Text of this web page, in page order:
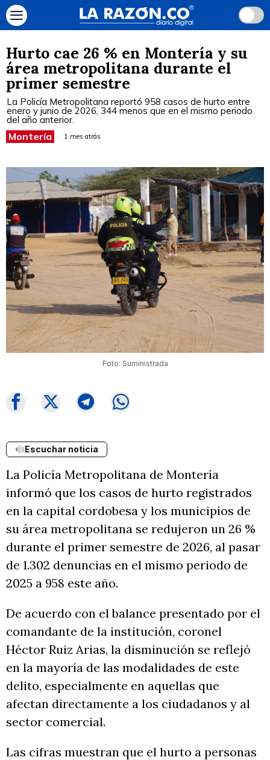
Hurto cae 26 % en Montería y su
área metropolitana durante el
primer semestre
La Policía Metropolitana reportó 958 casos de hurto entre
enero y junio de 2026, 344 menos que en el mismo periodo
del año anterior.
Montería 1 mes atrás
Foto: Suministrada
Escuchar noticia
La Policía Metropolitana de Montería
informó que los casos de hurto registrados
en la capital cordobesa y los municipios de
su área metropolitana se redujeron un 26 %
durante el primer semestre de 2026, al pasar
de 1.302 denuncias en el mismo periodo de
2025 a 958 este año.
De acuerdo con el balance presentado por el
comandante de la institución, coronel
Héctor Ruiz Arias, la disminución se reflejó
en la mayoría de las modalidades de este
delito, especialmente en aquellas que
afectan directamente a los ciudadanos y al
sector comercial.
Las cifras muestran que el hurto a personas